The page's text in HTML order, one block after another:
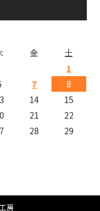
金 土
1
7
8
14
15
21
22
28
29
房